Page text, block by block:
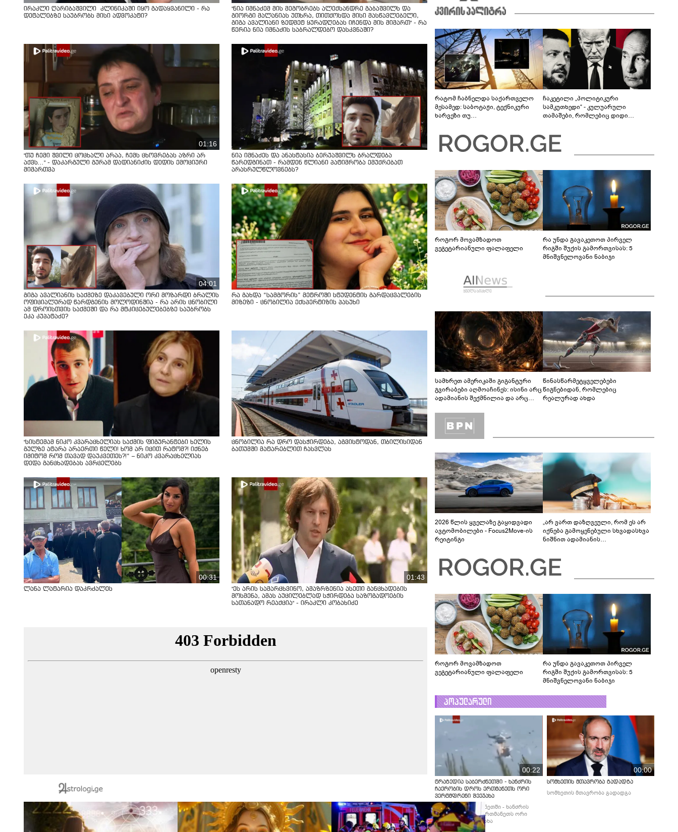
ირაკლი ღარიბაშვილი კლინიკაში იყო გადაყვანილი - რა
დეტალებზე საუბრობს მისი ადვოკატი?
"ნია იმნაძემ მის მეგობრებს ალექსანდრე გაბაშვილს და
გიორგი მალანიას უთხრა, თითქოსდა მისი მასწავლებელი,
გიგა ავალიანი ზედმეტ ყურადღებას იჩენდა მის მიმართ" - რა
წერია ნია იმნაძის საბრალდებო დასკვნაში?
01:16
"თუ ჩემი შვილი ცოცხალი არაა, ჩემს ცხოვრებას აზრი არ
აქვს..." - დაკარგული გურამ დადიანიძის დედის ემოციური
მიმართვა
ნია იმნაძეს და ანასტასია ბერუაშვილს ბრალდება
წარედგინათ - რამდენ წლიანი პატიმრობა ემუქრებათ
არასრულწლოვნებს?
04:01
გიგა ავალიანის საქმეზე დაკავებული ორი მოზარდი ბრალის
ოფიციალურად წარდგენის მოლოდინშია - რა არის ცნობილი
ამ დროისთვის საქმეში და რა მტკიცებულებებზე საუბრობს
ეკა კუპატაძე?
რა გახდა “სამგორის” მეტროში სტუდენტის გარდაცვალების
მიზეზი - ცნობილია ექსპერტიზის პასუხი
"სისტემამ ნიკო კვარაცხელიას საქმის ფიგურანტები ხელის
გულზე ატარა არაერთი წელი! ხომ არ იცით რატომ?! იქნებ
იმიტომ რომ თავად დაუკვეთეს?!“ – ნიკო კვარაცხელიას
დედა განცხადებას ავრცელებს
ცნობილია რა დრო დასჭირდება, აგვისტოდან, თბილისიდან
ბათუმში მატარებლით ჩასვლას
00:31
ლანა ლატარია დაკრძალეს
01:43
"ეს არის სამარცხვინო, ამაზრზენია ასეთი განცხადების
მოსმენა, ამას აუცილებლად სჭირდება საზოგადოების
სათანადო რეაქცია" - ირაკლი კობახიძე
რატომ ჩაბნელდა საქართველო
მესამედ: საბოტაჟი, ტექნიკური
ხარვეზი თუ
ჩაკეტილი „პოლიტიკური
სამკუთხედი“ - კულუარული
თამაშები, რომლებიც დიდი
როგორ მოვამზადოთ
ვეგეტარიანული ფალაფელი
რა უნდა გავაკეთოთ პირველ
რიგში შუქის გამორთვისას: 5
მნიშვნელოვანი ნაბიჯი
სამხრეთ ამერიკაში გიგანტური
გვირაბები აღმოაჩინეს: ისინი არც
ადამიანის შექმნილია და არც
ლაბირინთები?
წინასწარმეტყველებები
წიგნებიდან, რომლებიც
რეალურად ახდა
2026 წლის ყველაზე გაყიდვადი
ავტომობილები - Focus2Move-ის
რეიტინგი
„არ ვართ დაზღვეული, რომ ეს არ
იქნება გამოყენებული სხვადასხვა
ნიშნით ადამიანის
უფსკრულისკენ მიდის“
როგორ მოვამზადოთ
ვეგეტარიანული ფალაფელი
რა უნდა გავაკეთოთ პირველ
რიგში შუქის გამორთვისას: 5
მნიშვნელოვანი ნაბიჯი
პოპულარული
00:22
ტრაგედია საბერძნეთში - ხანძრის
ჩაქრობის დროს ერთმანეთს ორი
ვერტმფრენი შეეჯახა
ტრაგედია საბერძნეთში - ხანძრის
ჩაქრობის დროს ერთმანეთს ორი
ვერტმფრენი შეეჯახა
00:00
სომხეთის მთავრობა გადადგა
სომხეთის მთავრობა გადადგა